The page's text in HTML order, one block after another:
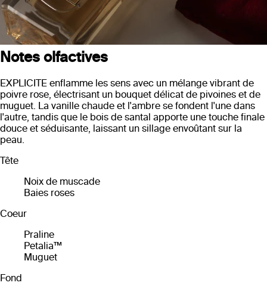
Notes olfactives
EXPLICITE enflamme les sens avec un mélange vibrant de
poivre rose, électrisant un bouquet délicat de pivoines et de
muguet. La vanille chaude et l'ambre se fondent l'une dans
l'autre, tandis que le bois de santal apporte une touche finale
douce et séduisante, laissant un sillage envoûtant sur la
peau.
Tête
Noix de muscade
Baies roses
Coeur
Praline
Petalia™
Muguet
Fond